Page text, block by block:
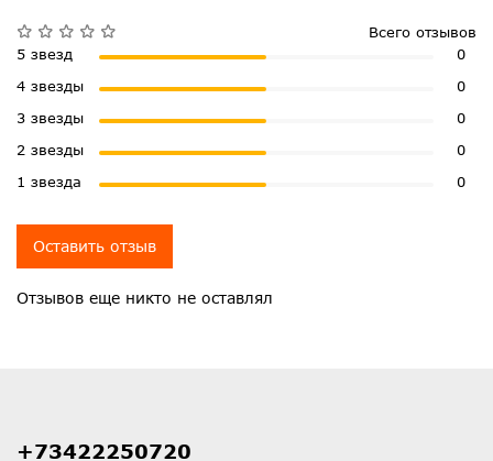
Отзывов еще никто не оставлял
Всего отзывов
5 звезд
0
4 звезды
0
3 звезды
0
2 звезды
0
1 звезда
0
Оставить отзыв
+73422250720